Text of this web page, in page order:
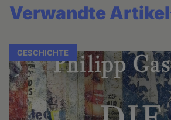
Verwandte Artikel
GESCHICHTE